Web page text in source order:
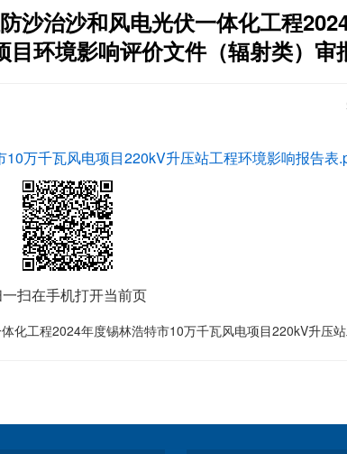
沙治沙和风电光伏一体化工程
目环境影响评价文件（辐射类）审
万千瓦风电项目220kV升压站工程环境影响报告表
扫在手机打开当前页
化工程2024年度锡林浩特市10万千瓦风电项目220kV升压